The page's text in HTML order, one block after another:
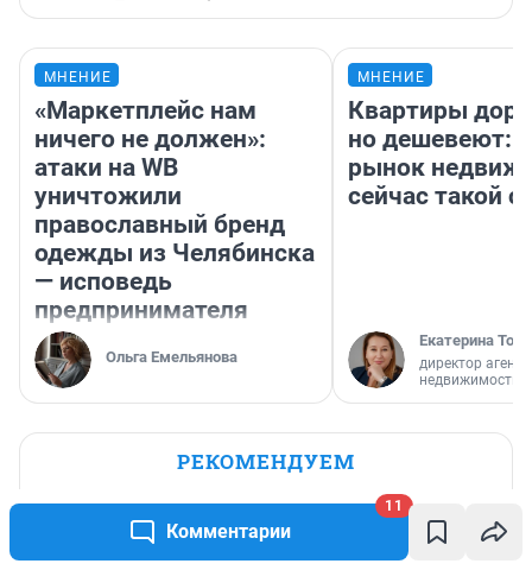
Комментарии
11
МНЕНИЕ
«Маркетплейс нам
ничего не должен»:
атаки на WB
уничтожили
православный бренд
одежды из Челябинска
— исповедь
предпринимателя
Ольга Емельянова
МНЕНИЕ
Квартиры
но дешевеют:
рынок
сейчас такой
Екатерина
директор
недвижимости
РЕКОМЕНДУЕМ
«Меня бесила моя роль»: как сегодня
выглядит Пуговка из «Папиных